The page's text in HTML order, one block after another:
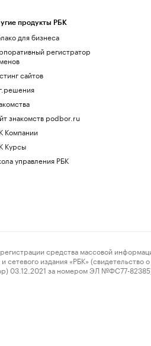
продукты РБК
для бизнеса
регистратор
сайтов
знакомств podbor.ru
Компании
Курсы
управления РБК
средства массовой
издания «РБК» (свидетельство
03.12.2021 за номером ЭЛ №ФС77-